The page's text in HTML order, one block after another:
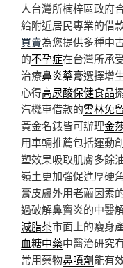
人台灣所楠梓區政府
給附近居民專業的借
買賣為您提供多種中
的不孕症在台灣所承
治療鼻炎藥膏選擇增
心得高尿酸保健食品
汽機車借款的雲林免
黃金名錶皆可辦理金
用車輛推薦包括運動
塑效果吸取肌膚多餘
嶺土更加強促進厚硬
膏皮膚外用老繭因素
過破解鼻竇炎的中醫
減脂茶市面上的瘦身
血糖中藥中醫治研究
常用藥物鼻噴劑能有